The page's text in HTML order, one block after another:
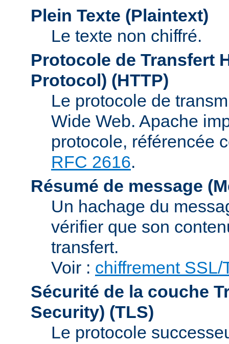
Plein Texte (Plaintext)
Le texte non chiffré.
Protocole de Transfert
Protocol) (HTTP)
Le protocole de
Wide Web. Apache
protocole, référencée
RFC 2616.
Résumé de message
Un hachage du
vérifier que son
transfert.
Voir : chiffrement SSL/
Sécurité de la couche
Security) (TLS)
Le protocole